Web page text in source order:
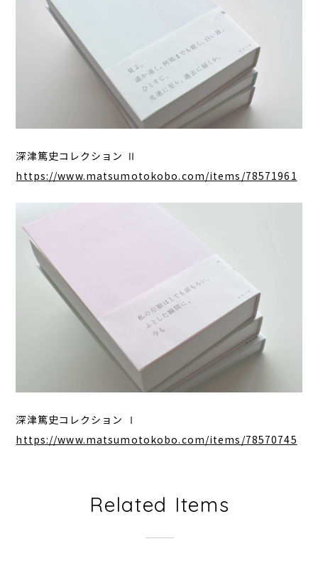
深津篤史コレクション Ⅱ
https://www.matsumotokobo.com/items/78571961
深津篤史コレクション Ⅰ
https://www.matsumotokobo.com/items/78570745
Related Items